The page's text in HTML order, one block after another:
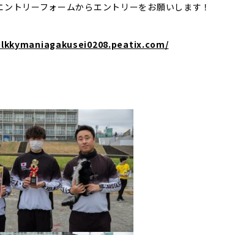
トリーフォームからエントリーをお願いします！